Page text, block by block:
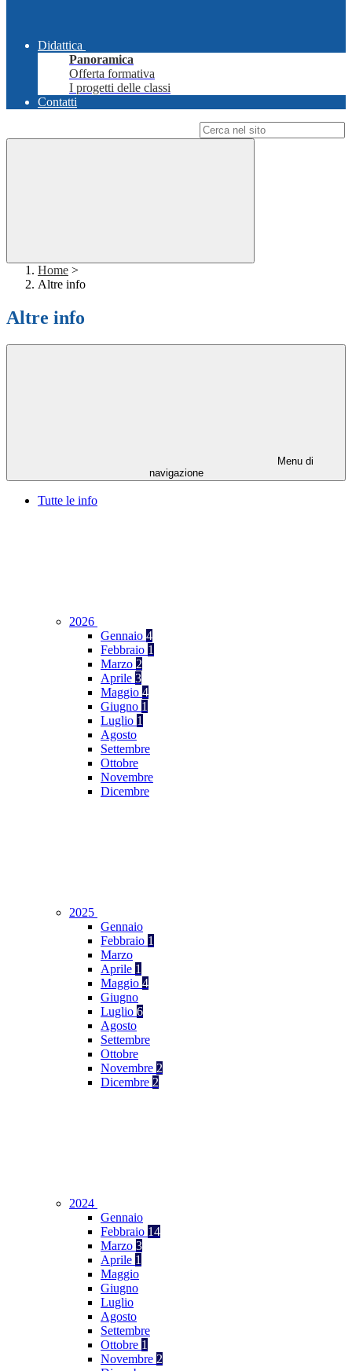
Didattica
Panoramica
Offerta formativa
I progetti delle classi
Contatti
Home >
Altre info
Altre info
Menu di
navigazione
Tutte le info
2026
Gennaio 4
Febbraio 1
Marzo 2
Aprile 3
Maggio 4
Giugno 1
Luglio 1
Agosto
Settembre
Ottobre
Novembre
Dicembre
2025
Gennaio
Febbraio 1
Marzo
Aprile 1
Maggio 4
Giugno
Luglio 6
Agosto
Settembre
Ottobre
Novembre 2
Dicembre 2
2024
Gennaio
Febbraio 14
Marzo 3
Aprile 1
Maggio
Giugno
Luglio
Agosto
Settembre
Ottobre 1
Novembre 2